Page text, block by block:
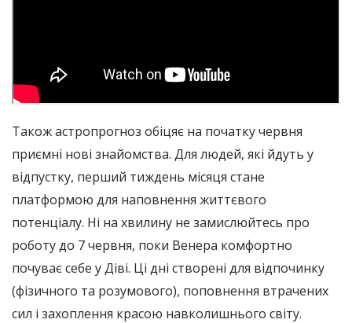
Також астропрогноз обіцяє на початку червня
приємні нові знайомства. Для людей, які йдуть у
відпустку, перший тиждень місяця стане
платформою для наповнення життєвого
потенціалу. Ні на хвилину не замислюйтесь про
роботу до 7 червня, поки Венера комфортно
почуває себе у Діві. Ці дні створені для відпочинку
(фізичного та розумового), поповнення втрачених
сил і захоплення красою навколишнього світу.